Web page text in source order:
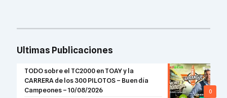
Ultimas Publicaciones
0
TODO sobre el TC2000 en TOAY y la
CARRERA de los 300 PILOTOS – Buen día
Campeones – 10/08/2026